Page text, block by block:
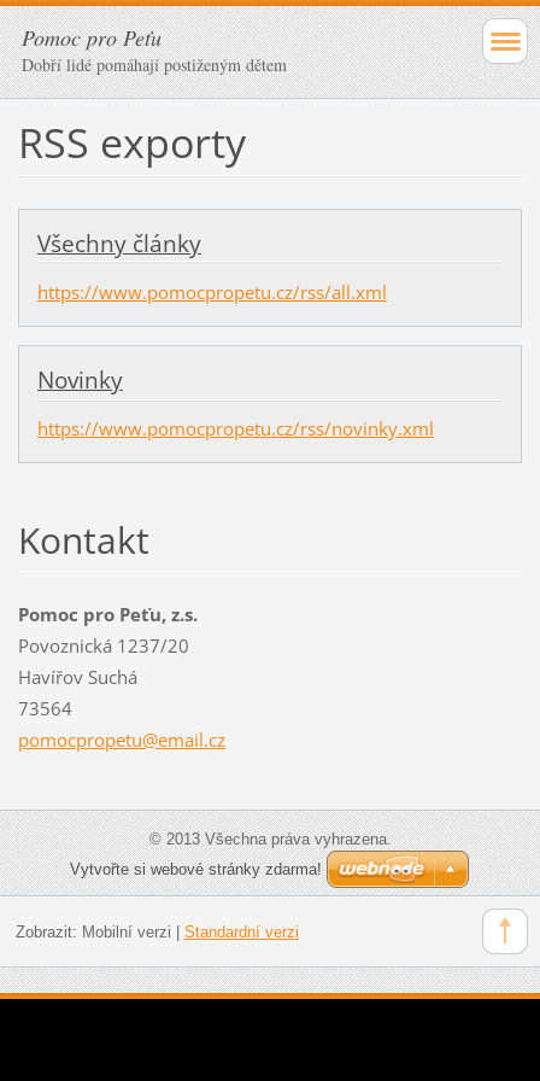
Pomoc pro Peťu
Dobří lidé pomáhají postiženým dětem
RSS exporty
Všechny články
https://www.pomocpropetu.cz/rss/all.xml
Novinky
https://www.pomocpropetu.cz/rss/novinky.xml
Kontakt
Pomoc pro Peťu, z.s.
Povoznická 1237/20
Havířov Suchá
73564
pomocpropetu@email.cz
© 2013 Všechna práva vyhrazena.
Vytvořte si webové stránky zdarma!
Zobrazit: Mobilní verzi Standardní verzi